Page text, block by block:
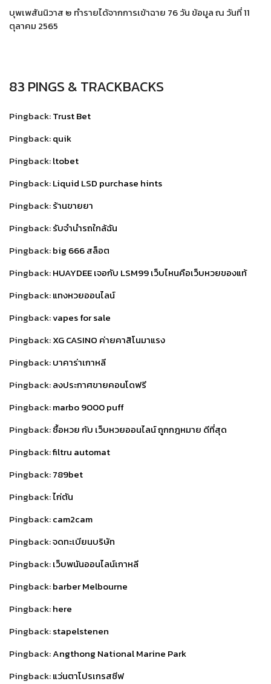
บุพเพสันนิวาส ๒ ทำรายได้จากการเข้าฉาย 76 วัน ข้อมูล ณ วันที่ 11
ตุลาคม 2565
83 PINGS & TRACKBACKS
Pingback:Trust Bet
Pingback:quik
Pingback:ltobet
Pingback:Liquid LSD purchase hints
Pingback:ร้านขายยา
Pingback:รับจำนำรถใกล้ฉัน
Pingback:big 666 สล็อต
Pingback:HUAYDEE เจอกับ LSM99 เว็บไหนคือเว็บหวยของแท้
Pingback:แทงหวยออนไลน์
Pingback:vapes for sale
Pingback:XG CASINO ค่ายคาสิโนมาแรง
Pingback:บาคาร่าเกาหลี
Pingback:ลงประกาศขายคอนโดฟรี
Pingback:marbo 9000 puff
Pingback:ซื้อหวย กับ เว็บหวยออนไลน์ ถูกกฎหมาย ดีที่สุด
Pingback:filtru automat
Pingback:789bet
Pingback:ไก่ตัน
Pingback:cam2cam
Pingback:จดทะเบียนบริษัท
Pingback:เว็บพนันออนไลน์เกาหลี
Pingback:barber Melbourne
Pingback:here
Pingback:stapelstenen
Pingback:Angthong National Marine Park
Pingback:แว่นตาโปรเกรสซีฟ